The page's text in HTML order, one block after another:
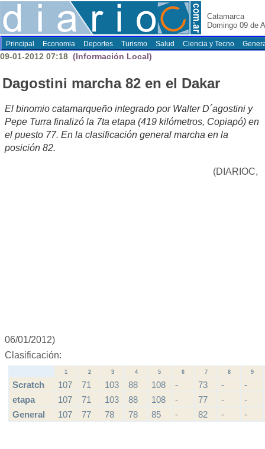
Catamarca
Domingo 09 de
Principal Economia Deportes Turismo Salud Ciencia y Tecno
09-01-2012 07:18 (Información Local)
Dagostini marcha 82 en el Dakar
El binomio catamarqueño integrado por Walter D´agostini y
Pepe Turra finalizó la 7ta etapa (419 kilómetros, Copiapó) en
el puesto 77. En la clasificación general marcha en la
posición 82.
(DIARIOC,
06/01/2012)
Clasificación:
1 2 3 4 5 6 7 8 9
Scratch 107 71 103 88 108 - 73 -
-
etapa
107 71 103 88 108 - 77 -
-
General
107 77 78 78 85 - 82 - -